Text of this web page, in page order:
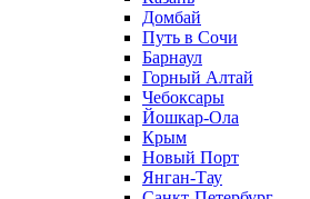
Домбай
Путь в Сочи
Барнаул
Горный Алтай
Чебоксары
Йошкар-Ола
Крым
Новый Порт
Янган-Тау